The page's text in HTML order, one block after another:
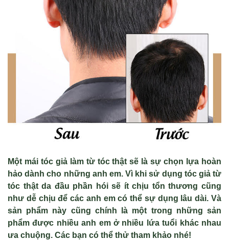
Một mái tóc giả làm từ tóc thật sẽ là sự chọn lựa hoàn
hảo dành cho những anh em. Vì khi sử dụng tóc giả từ
tóc thật da đầu phần hói sẽ ít chịu tổn thương cũng
như dễ chịu để các anh em có thể sự dụng lâu dài. Và
sản phẩm này cũng chính là một trong những sản
phẩm được nhiều anh em ở nhiều lứa tuổi khác nhau
ưa chuộng. Các bạn có thể thử tham khảo nhé!